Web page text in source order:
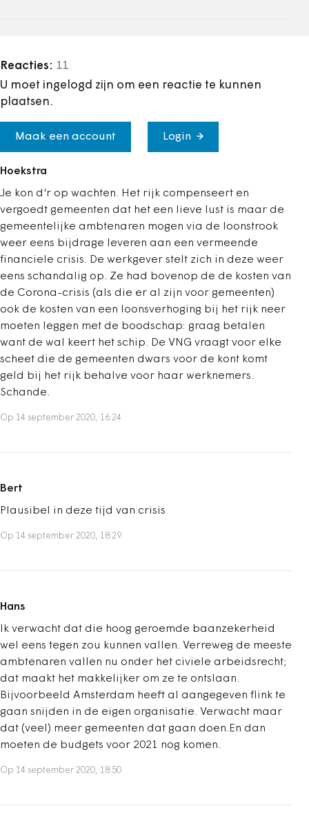
Reacties: 11
U moet ingelogd zijn om een reactie te kunnen
plaatsen.
Maak een account Login
Hoekstra
Je kon d'r op wachten. Het rijk compenseert en
vergoedt gemeenten dat het een lieve lust is maar de
gemeentelijke ambtenaren mogen via de loonstrook
weer eens bijdrage leveren aan een vermeende
financiele crisis. De werkgever stelt zich in deze weer
eens schandalig op. Ze had bovenop de de kosten van
de Corona-crisis (als die er al zijn voor gemeenten)
ook de kosten van een loonsverhoging bij het rijk neer
moeten leggen met de boodschap: graag betalen
want de wal keert het schip. De VNG vraagt voor elke
scheet die de gemeenten dwars voor de kont komt
geld bij het rijk behalve voor haar werknemers.
Schande.
Op 14 september 2020, 16:24
Bert
Plausibel in deze tijd van crisis
Op 14 september 2020, 18:29
Hans
Ik verwacht dat die hoog geroemde baanzekerheid
wel eens tegen zou kunnen vallen. Verreweg de meeste
ambtenaren vallen nu onder het civiele arbeidsrecht;
dat maakt het makkelijker om ze te ontslaan.
Bijvoorbeeld Amsterdam heeft al aangegeven flink te
gaan snijden in de eigen organisatie. Verwacht maar
dat (veel) meer gemeenten dat gaan doen.En dan
moeten de budgets voor 2021 nog komen.
Op 14 september 2020, 18:50